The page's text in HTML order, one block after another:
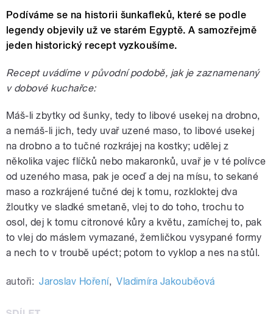
Podíváme se na historii šunkafleků, které se podle
legendy objevily už ve starém Egyptě. A samozřejmě
jeden historický recept vyzkoušíme.
Recept uvádíme v původní podobě, jak je zaznamenaný
v dobové kuchařce:
Máš-li zbytky od šunky, tedy to libové usekej na drobno,
a nemáš-li jich, tedy uvař uzené maso, to libové usekej
na drobno a to tučné rozkrájej na kostky; udělej z
několika vajec flíčků nebo makaronků, uvař je v té polívce
od uzeného masa, pak je oceď a dej na mísu, to sekané
maso a rozkrájené tučné dej k tomu, rozkloktej dva
žloutky ve sladké smetaně, vlej to do toho, trochu to
osol, dej k tomu citronové kůry a květu, zamíchej to, pak
to vlej do máslem vymazané, žemličkou vysypané formy
a nech to v troubě upéct; potom to vyklop a nes na stůl.
autoři: Jaroslav Hoření, Vladimíra Jakouběová